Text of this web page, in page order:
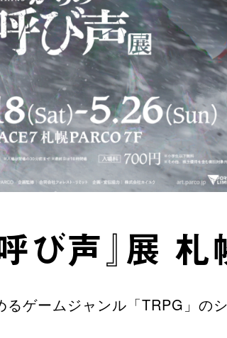
び声』展
ゲームジャンル「TRPG」の